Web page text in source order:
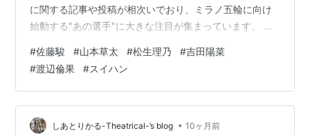
に関する記事や投稿が相次いでおり、ミラノ五輪に向け
始動する"あの選手"に大きな注目が集まっています。 日
には松生理乃選手や吉田陽菜選手、渡辺倫果選手が参戦
する今大会。前戦フランスGPでの日本勢の躍動に刺激を
得たという選手もいる中ですが、ケガなどの体調が不安
視される選手もいる中、前日には5選手が現地入り。 ま
たJSF公式SNSからは、事前に撮影した出場選手たちか
#佐藤駿 #山本草太 #松生理乃 #吉田陽菜
#渡辺倫果 #スイハン
しあとりかる-Theatrical-’s blog • 10ヶ月前